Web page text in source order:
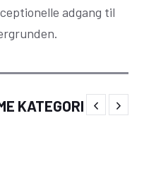
adgang til
KATEGORI
– hvad en elevator
forebygger